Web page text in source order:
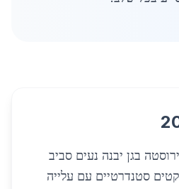
נירוסטה בגן יבנה נעים סביב
סטנדרטיים עם עלייה